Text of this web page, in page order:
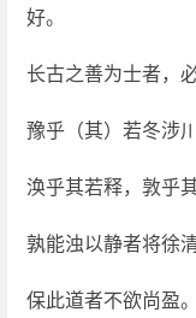
好。
长古之善为士者，
豫乎（其）若冬涉
涣乎其若释，敦乎
孰能浊以静者将徐
保此道者不欲尚盈。